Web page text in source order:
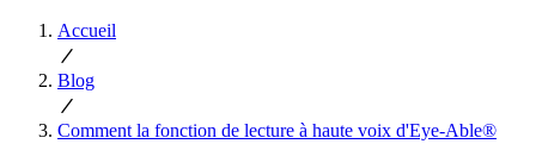
Accueil
Blog
Comment la fonction de lecture à haute voix d'Eye-Able®